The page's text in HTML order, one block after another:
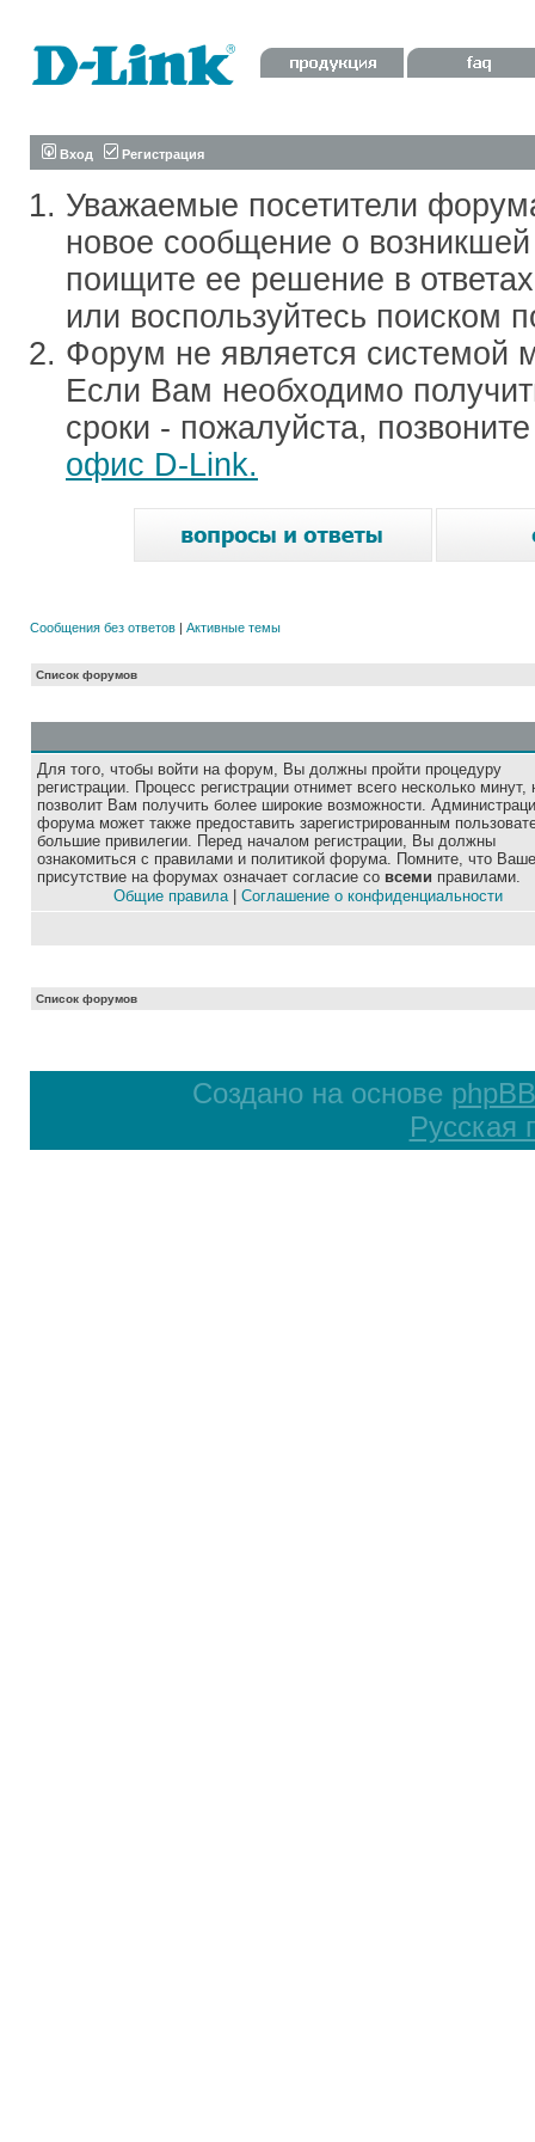
Вход Регистрация
Уважаемые посетители
новое сообщение о
поищите ее решение в
или воспользуйтесь поиском
Форум не является системой
Если Вам необходимо
сроки - пожалуйста,
офис D-Link.
Сообщения без ответов | Активные темы
Список форумов
Для того, чтобы войти на форум, Вы должны пройти процедуру
регистрации. Процесс регистрации отнимет всего несколько минут,
позволит Вам получить более широкие возможности.
форума может также предоставить зарегистрированным
большие привилегии. Перед началом регистрации, Вы должны
ознакомиться с правилами и политикой форума. Помните, что Ваше
присутствие на форумах означает согласие со всеми правилами.
Общие правила| Соглашение о конфиденциальности
Список форумов
Создано на основе phpBB
Русская